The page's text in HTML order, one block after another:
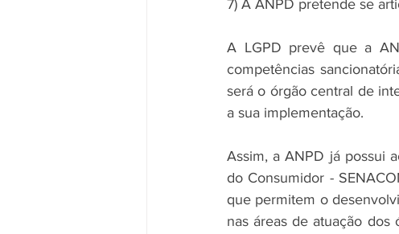
7) A ANPD pretende se
A LGPD prevê que a
competências
será o órgão central de
a sua implementação.
Assim, a ANPD já possui
do Consumidor -
que permitem o
nas áreas de atuação dos